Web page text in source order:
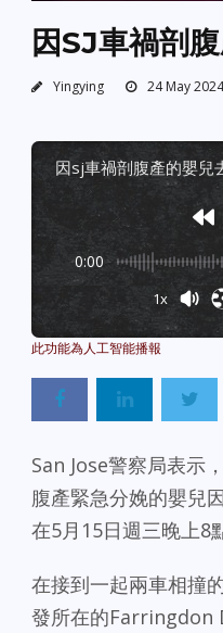
因SJ車禍剖
Yingying 24 May 2024
因sj車禍剖腹產的嬰兒
0:00
1x
San Jose警察局表示
腹產緊急分娩的嬰兒
在5月15日週三晚上8
在接到一起兩車相撞
發所在的Farringdon